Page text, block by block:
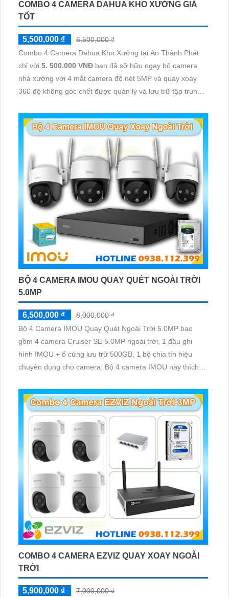
COMBO 4 CAMERA DAHUA KHO XƯỞNG GIÁ
TỐT
5,500,000 ₫
6,500,000 ₫
Combo 4 Camera Dahua Kho Xưởng tại An Thành Phát
chỉ với 5. 500.000 VNĐ bạn đã sỡ hữu ngay bộ camera
nhà xưởng với 4 mắt camera độ nét 5MP và quay xoay
360 độ không góc chết được quản lý và lưu trữ tập trung
BỘ 4 CAMERA IMOU QUAY QUÉT NGOÀI TRỜI
5.0MP
6,500,000 ₫
8,000,000 ₫
Bộ 4 Camera IMOU Quay Quét Ngoài Trời 5.0MP bao
gồm 4 camera Cruiser SE 5.0MP ngoài trời, 1 đầu ghi
hình IMOU + ổ cứng lưu trữ 500GB, 1 bộ chia tín hiệu
chuyên dụng cho camera. Bộ 4 camera IMOU này thích
cần giám sát ngoài trời
COMBO 4 CAMERA EZVIZ QUAY XOAY NGOÀI
TRỜI
5,900,000 ₫ 7,000,000 ₫